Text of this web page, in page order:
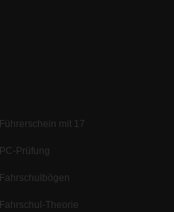
Führerschein mit 17
PC-Prüfung
Fahrschulbögen
Fahrschul-Theorie